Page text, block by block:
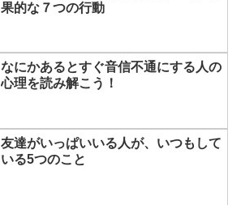
果的な７つの行動
なにかあるとすぐ音信不通にする人の
心理を読み解こう！
友達がいっぱいいる人が、いつもして
いる5つのこと